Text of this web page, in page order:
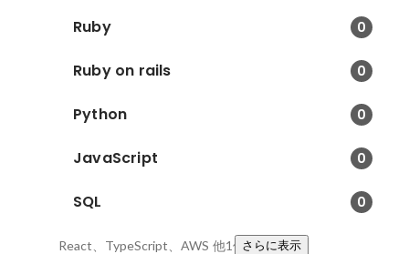
Ruby 0
Ruby on rails 0
Python 0
JavaScript 0
SQL 0
React、TypeScript、AWS 他1件さらに表示